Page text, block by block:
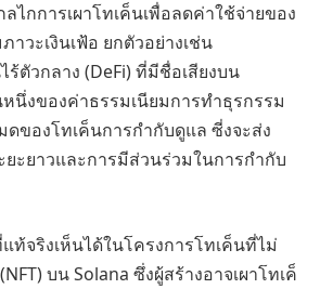
ไกการเผาโทเค็นเพื่อลดค่าใช้จ่ายของ
วะเงินเฟ้อ ยกตัวอย่างเช่น
ร้ตัวกลาง (DeFi) ที่มีชื่อเสียงบน
หนึ่งของค่าธรรมเนียมการทำธุรกรรม
ของโทเค็นการกำกับดูแล ซี่งจะส่ง
ยะยาวและการมีส่วนร่วมในการกำกับ
ท้จริงเห็นได้ในโครงการโทเค็นที่ไม่
บน Solana ซึ่งผู้สร้างอาจเผาโทเค็